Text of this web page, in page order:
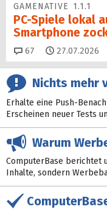
GAMENATIVE 1.1.1
PC-Spiele lokal
Smartphone
67 Kommentare
27.07.2026
Nichts mehr
Erhalte eine Push-
Erscheinen neuer Tests
Warum
ComputerBase berichtet
Inhalte, sondern